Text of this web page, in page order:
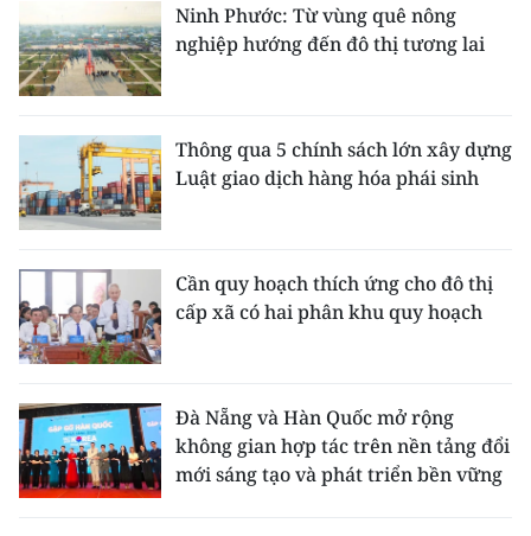
Ninh Phước: Từ vùng quê nông
nghiệp hướng đến đô thị tương lai
Thông qua 5 chính sách lớn xây dựng
Luật giao dịch hàng hóa phái sinh
Cần quy hoạch thích ứng cho đô thị
cấp xã có hai phân khu quy hoạch
Đà Nẵng và Hàn Quốc mở rộng
không gian hợp tác trên nền tảng đổi
mới sáng tạo và phát triển bền vững